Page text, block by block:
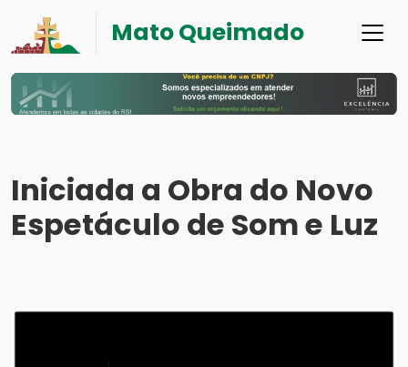
Mato Queimado
Iniciada a Obra do Novo
Espetáculo de Som e Luz